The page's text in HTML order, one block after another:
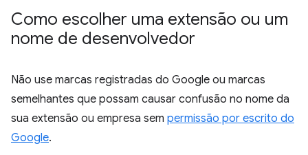
Como escolher uma extensão ou um
nome de desenvolvedor
Não use marcas registradas do Google ou marcas
semelhantes que possam causar confusão no nome da
sua extensão ou empresa sem permissão por escrito do
Google.